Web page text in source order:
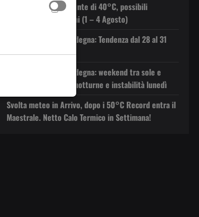
Caldo in Aumento: Punte di 40°C, possibili
Temporali Pomeridiani (1 – 4 Agosto)
Previsioni Meteo Sardegna: Tendenza dal 28 al 31
Luglio 2026
Previsioni Meteo Sardegna: weekend tra sole e
velature, poi piogge notturne e instabilità lunedì
Svolta meteo in Arrivo, dopo i 50°C Record entra il
Maestrale. Netto Calo Termico in Settimana!